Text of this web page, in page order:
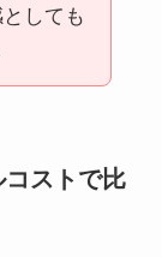
しても
ストで比